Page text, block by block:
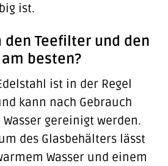
ist.
den Teefilter und den
besten?
ist in der Regel
kann nach Gebrauch
gereinigt werden.
des Glasbehälters lässt
Wasser und einem